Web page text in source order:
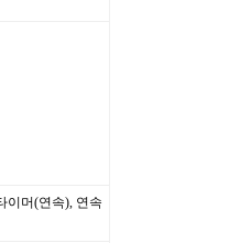
이머(연속), 연속